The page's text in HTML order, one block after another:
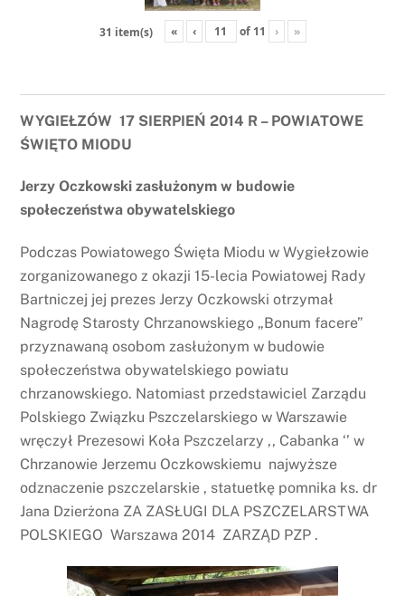
31 item(s) « ‹ of 11 › »
WYGIEŁZÓW 17 SIERPIEŃ 2014 R – POWIATOWE
ŚWIĘTO MIODU
Jerzy Oczkowski zasłużonym w budowie
społeczeństwa obywatelskiego
Podczas Powiatowego Święta Miodu w Wygiełzowie
zorganizowanego z okazji 15-lecia Powiatowej Rady
Bartniczej jej prezes Jerzy Oczkowski otrzymał
Nagrodę Starosty Chrzanowskiego „Bonum facere”
przyznawaną osobom zasłużonym w budowie
społeczeństwa obywatelskiego powiatu
chrzanowskiego. Natomiast przedstawiciel Zarządu
Polskiego Związku Pszczelarskiego w Warszawie
wręczył Prezesowi Koła Pszczelarzy ,, Cabanka ‘’ w
Chrzanowie Jerzemu Oczkowskiemu najwyższe
odznaczenie pszczelarskie , statuetkę pomnika ks. dr
Jana Dzierżona ZA ZASŁUGI DLA PSZCZELARSTWA
POLSKIEGO Warszawa 2014 ZARZĄD PZP .